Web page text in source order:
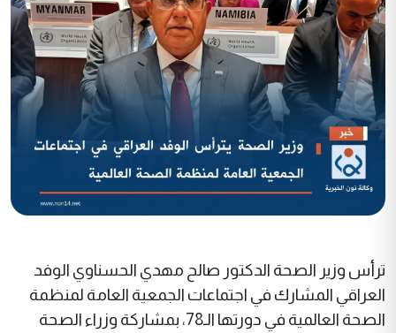
ترأس وزير الصحة الدكتور صالح مهدي الحسناوي الوفد
العراقي المشارك في اجتماعات الجمعية العامة لمنظمة
الصحة العالمية في دورتها الـ78، بمشاركة وزراء الصحة